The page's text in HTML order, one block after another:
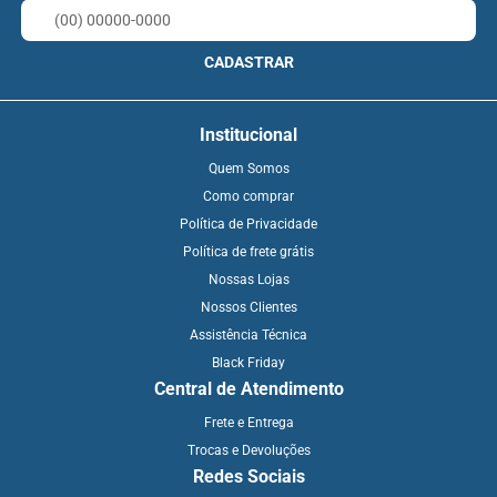
CADASTRAR
Institucional
Quem Somos
Como comprar
Política de Privacidade
Política de frete grátis
Nossas Lojas
Nossos Clientes
Assistência Técnica
Black Friday
Central de Atendimento
Frete e Entrega
Trocas e Devoluções
Redes Sociais